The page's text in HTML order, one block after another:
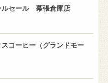
ルセール 幕張倉庫店
コーヒー（グランドモー